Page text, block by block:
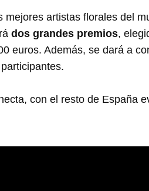
artistas florales del
dos grandes premios,
euros. Además, se dará a
con el resto de España